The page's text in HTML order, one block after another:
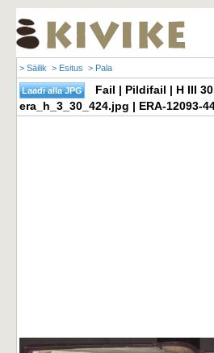
> Säilik > Esitus > Pala
Fail | Pildifail | H III
era_h_3_30_424.jpg | ERA-12093-